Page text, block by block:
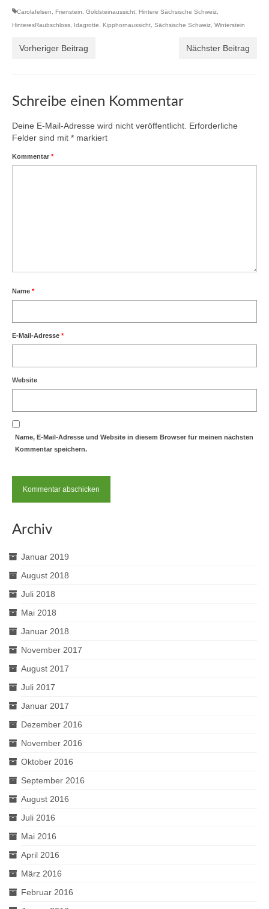
Carolafelsen, Frienstein, Goldsteinaussicht, Hintere Sächsische Schweiz,
HinteresRaubschloss, Idagrotte, Kipphornaussicht, Sächsische Schweiz, Winterstein
Vorheriger Beitrag Nächster Beitrag
Schreibe einen Kommentar
Deine E-Mail-Adresse wird nicht veröffentlicht. Erforderliche
Felder sind mit * markiert
Kommentar *
Name *
E-Mail-Adresse *
Website
Name, E-Mail-Adresse und Website in diesem Browser für meinen nächsten
Kommentar speichern.
Archiv
Januar 2019
August 2018
Juli 2018
Mai 2018
Januar 2018
November 2017
August 2017
Juli 2017
Januar 2017
Dezember 2016
November 2016
Oktober 2016
September 2016
August 2016
Juli 2016
Mai 2016
April 2016
März 2016
Februar 2016